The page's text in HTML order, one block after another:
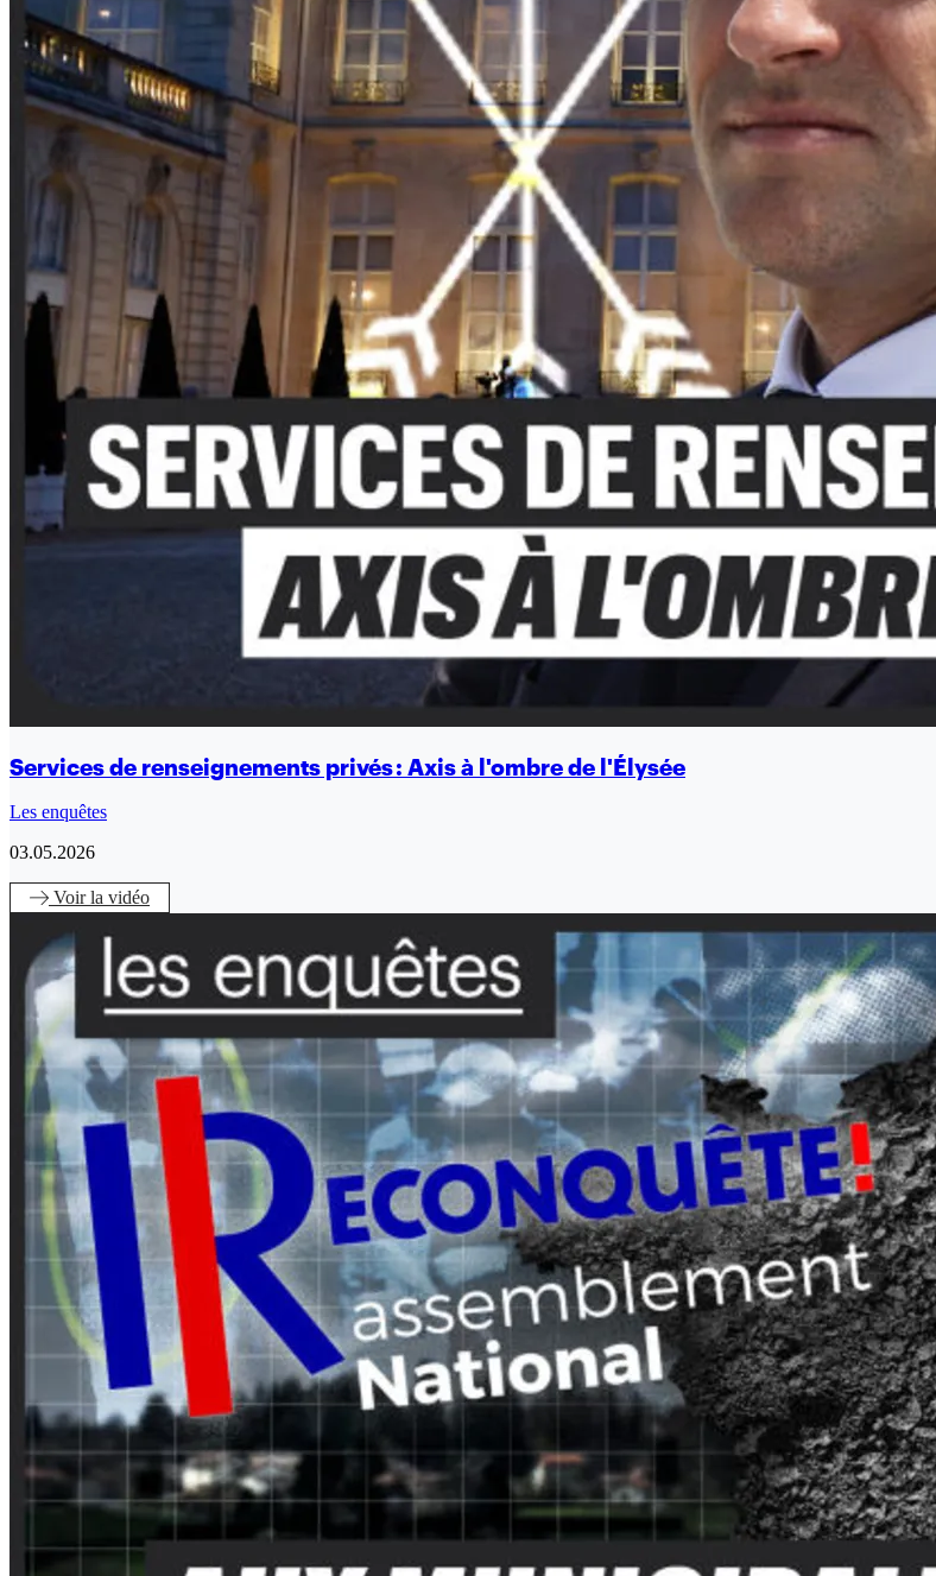
Services de renseignements privés : Axis à l'ombre de l'Élysée
Les enquêtes
03.05.2026
Voirla vidéo